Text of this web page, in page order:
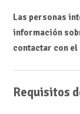
Las personas
información
contactar con
Requisitos